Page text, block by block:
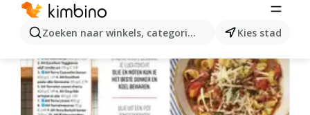
Zoeken naar winkels, categorieën, producten...
Kies stad